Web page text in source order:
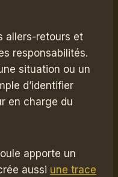
allers-retours et
responsabilités.
situation ou un
d’identifier
en charge du
apporte un
aussi une trace